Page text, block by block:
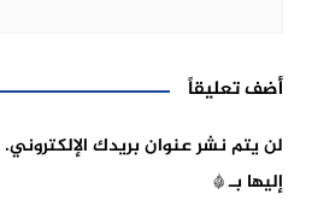
أضف تعليقاً
لن يتم نشر عنوان بريدك الإلكتروني.
إليها بـ*